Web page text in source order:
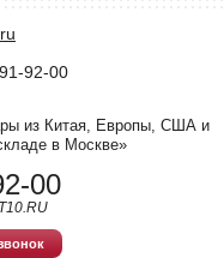
92-00
из Китая, Европы, США и
в Москве»
00